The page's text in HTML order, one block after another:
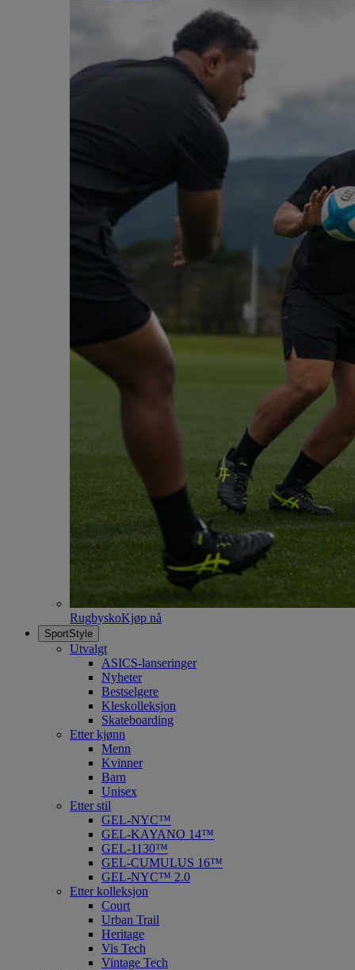
RugbyskoKjøp nå
SportStyle
Utvalgt
ASICS-lanseringer
Nyheter
Bestselgere
Kleskolleksjon
Skateboarding
Etter kjønn
Menn
Kvinner
Barn
Unisex
Etter stil
GEL-NYC™
GEL-KAYANO 14™
GEL-1130™
GEL-CUMULUS 16™
GEL-NYC™ 2.0
Etter kolleksjon
Court
Urban Trail
Heritage
Vis Tech
Vintage Tech